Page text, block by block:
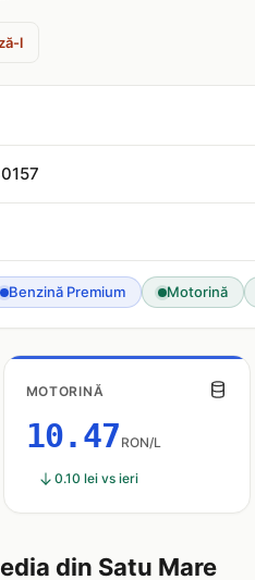
l
Benzină Premium Motorină
MOTORINĂ
10.47 RON/L
0.10 lei vs ieri
din Satu Mare